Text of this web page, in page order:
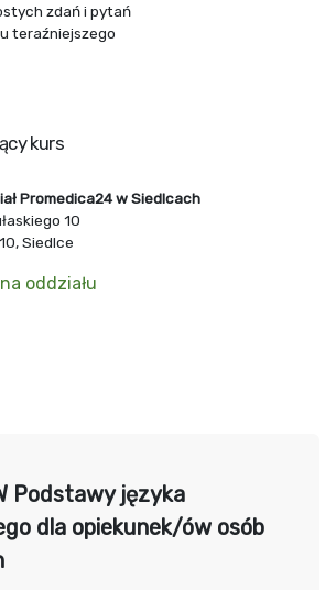
zdań i pytań
teraźniejszego
kurs
Promedica24 w Siedlcach
10
Siedlce
oddziału
Podstawy języka
dla opiekunek/ów osób